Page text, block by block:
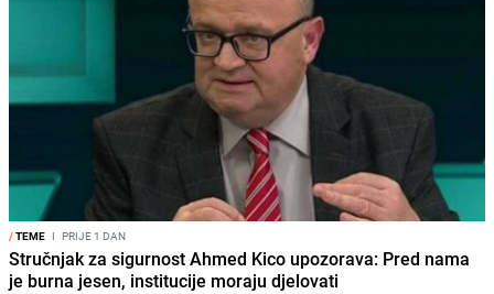
/TEME I PRIJE 1 DAN
Stručnjak za sigurnost Ahmed Kico upozorava: Pred nama
je burna jesen, institucije moraju djelovati